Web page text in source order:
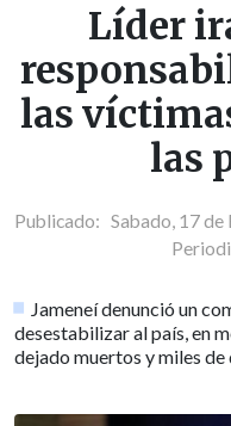
Líder
las
las
Publicado: Sabado, 17 de
Jameneí denunció un
desestabilizar al país, en
dejado muertos y miles de